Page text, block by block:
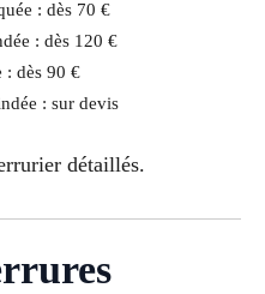
: dès 70 €
: dès 120 €
: dès 90 €
: sur devis
détaillés.